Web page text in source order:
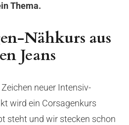
Thema.
Nähkurs aus
Jeans
neuer Intensiv-
wird ein Corsagenkurs
steht und wir stecken schon